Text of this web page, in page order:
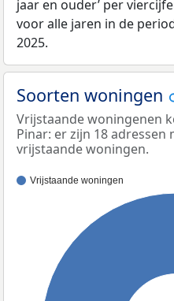
jaar en ouder’ per
voor alle jaren in de
2025.
Soorten woningen
Vrijstaande woningenen
Pinar: er zijn 18
vrijstaande woningen.
Vrijstaande woningen